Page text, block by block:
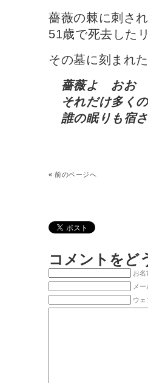
薔薇の棘に刺さ
51歳で死去した
その墓に刻まれ
薔薇よ おお
それだけ多く
誰の眠りも宿
«前のページへ
コメントをど
お名
メ
ウェ